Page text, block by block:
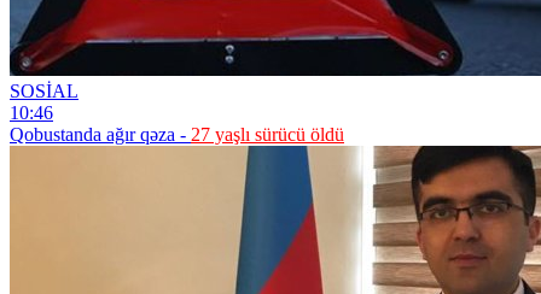
SOSİAL
10:46
Qobustanda ağır qəza - 27 yaşlı sürücü öldü